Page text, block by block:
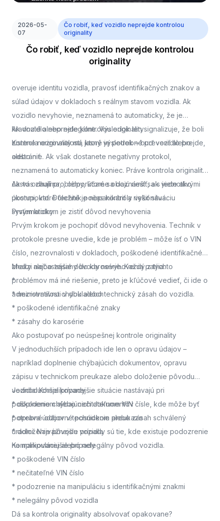
2026-05-
07
Čo robiť, keď vozidlo neprejde kontrolou
originality
Čo robiť, keď vozidlo neprejde kontrolou
originality
overuje identitu vozidla, pravosť identifikačných znakov a
súlad údajov v dokladoch s reálnym stavom vozidla. Ak
vozidlo nevyhovie, neznamená to automaticky, že je
kradnuté alebo nelegálne. Výsledok len signalizuje, že boli
zistené nezrovnalosti, ktoré je potrebné preveriť alebo
odstrániť.
Ak vozidlo neprejde kontrolou originality
Kontrola originality má jasný výsledok – buď vozidlo prejde,
alebo nie. Ak však dostanete negatívny protokol,
neznamená to automaticky koniec. Práve kontrola originality
často odhalí problémy, ktoré sa dajú riešiť, ak viete ako
postupovať. Dôležité je nepanikáriť a riešiť situáciu
systematicky.
Ak vás zaujíma,, odporúčame oboznámiť sa s jednotlivými
úkonmi, ktoré technik počas kontroly vykonáva.
Prvým krokom je zistiť dôvod nevyhovenia
Prvým krokom je pochopiť dôvod nevyhovenia. Technik v
protokole presne uvedie, kde je problém – môže ísť o VIN
číslo, nezrovnalosti v dokladoch, poškodené identifikačné
znaky alebo zásahy do karosérie. Každý z týchto
problémov má iné riešenie, preto je kľúčové vedieť, či ide o
administratívnu chybu alebo technický zásah do vozidla.
Medzi najčastejšie dôvody nevyhovenia patria:
*
* nezrovnalosti v dokladoch
* poškodené identifikačné znaky
* zásahy do karosérie
Ako postupovať po neúspešnej kontrole originality
V jednoduchších prípadoch ide len o opravu údajov –
napríklad doplnenie chýbajúcich dokumentov, opravu
zápisu v technickom preukaze alebo doloženie pôvodu
vozidla. Komplikovanejšie situácie nastávajú pri
poškodenom alebo nečitateľnom VIN čísle, kde môže byť
potrebné odborné posúdenie alebo zásah schválený
úradmi. Najvážnejšie prípady sú tie, kde existuje podozrenie
na manipuláciu alebo nelegálny pôvod vozidla.
Jednoduchšie prípady
* doplnenie chýbajúcich dokumentov
* oprava údajov v technickom preukaze
* doloženie pôvodu vozidla
Komplikovanejšie prípady
* poškodené VIN číslo
* nečitateľné VIN číslo
* podozrenie na manipuláciu s identifikačnými znakmi
* nelegálny pôvod vozidla
Dá sa kontrola originality absolvovať opakovane?